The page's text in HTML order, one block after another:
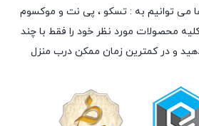
می توانیم به : تسکو ، پی نت و موکسوم
محصولات مورد نظر خود را فقط با چند
و در کمترین زمان ممکن درب منزل